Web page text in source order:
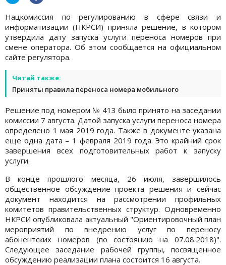
Нацкомиссия по регулированию в сфере связи и
информатизации (НКРСИ) приняла решение, в котором
утвердила дату запуска услуги переноса номеров при
смене оператора. Об этом сообщается на официальном
сайте регулятора.
Читай также:
Приняты правила переноса номера мобильного
Решение под номером № 413 было принято на заседании
комиссии 7 августа. Датой запуска услуги переноса номера
определено 1 мая 2019 года. Также в документе указана
еще одна дата – 1 февраля 2019 года. Это крайний срок
завершения всех подготовительных работ к запуску
услуги.
В конце прошлого месяца, 26 июля, завершилось
общественное обсуждение проекта решения и сейчас
документ находится на рассмотрении профильных
комитетов правительственных структур. Одновременно
НКРСИ опубликовала актуальный "Ориентировочный план
мероприятий по внедрению услуг по переносу
абонентских номеров (по состоянию на 07.08.2018)".
Следующее заседание рабочей группы, посвященное
обсуждению реализации плана состоится 16 августа.